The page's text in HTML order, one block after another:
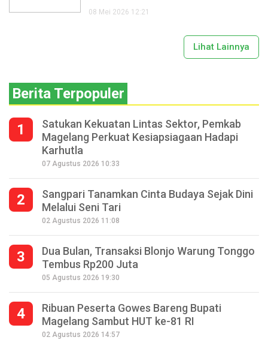
08 Mei 2026 12:21
Lihat Lainnya
Berita Terpopuler
1
Satukan Kekuatan Lintas Sektor, Pemkab
Magelang Perkuat Kesiapsiagaan Hadapi
Karhutla
07 Agustus 2026 10:33
2
Sangpari Tanamkan Cinta Budaya Sejak Dini
Melalui Seni Tari
02 Agustus 2026 11:08
3
Dua Bulan, Transaksi Blonjo Warung Tonggo
Tembus Rp200 Juta
05 Agustus 2026 19:30
4
Ribuan Peserta Gowes Bareng Bupati
Magelang Sambut HUT ke-81 RI
02 Agustus 2026 14:57